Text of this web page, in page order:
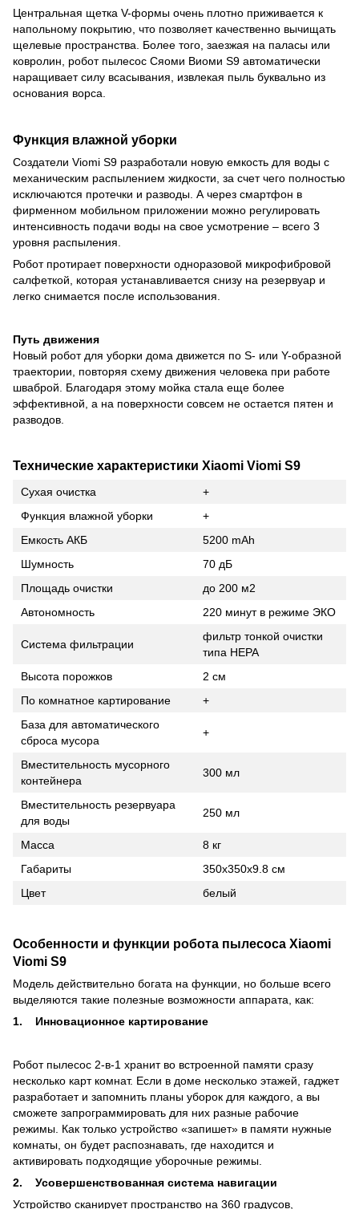
Центральная щетка V-формы очень плотно приживается к
напольному покрытию, что позволяет качественно вычищать
щелевые пространства. Более того, заезжая на паласы или
ковролин, робот пылесос Сяоми Виоми S9 автоматически
наращивает силу всасывания, извлекая пыль буквально из
основания ворса.
Функция влажной уборки
Создатели Viomi S9 разработали новую емкость для воды с
механическим распылением жидкости, за счет чего полностью
исключаются протечки и разводы. А через смартфон в
фирменном мобильном приложении можно регулировать
интенсивность подачи воды на свое усмотрение – всего 3
уровня распыления.
Робот протирает поверхности одноразовой микрофибровой
салфеткой, которая устанавливается снизу на резервуар и
легко снимается после использования.
Путь движения
Новый робот для уборки дома движется по S- или Y-образной
траектории, повторяя схему движения человека при работе
шваброй. Благодаря этому мойка стала еще более
эффективной, а на поверхности совсем не остается пятен и
разводов.
Технические характеристики Xiaomi Viomi S9
Сухая очистка
+
Функция влажной уборки
+
Емкость АКБ
5200 mAh
Шумность
70 дБ
Площадь очистки
до 200 м2
Автономность
220 минут в режиме ЭКО
Система фильтрации
фильтр тонкой очистки
типа НЕРА
Высота порожков
2 см
По комнатное картирование
+
База для автоматического
сброса мусора
+
Вместительность мусорного
контейнера
300 мл
Вместительность резервуара
для воды
250 мл
Масса
8 кг
Габариты
350х350х9.8 см
Цвет
белый
Особенности и функции робота пылесоса Xiaomi
Viomi S9
Модель действительно богата на функции, но больше всего
выделяются такие полезные возможности аппарата, как:
1. Инновационное картирование
Робот пылесос 2-в-1 хранит во встроенной памяти сразу
несколько карт комнат. Если в доме несколько этажей, гаджет
разработает и запомнить планы уборок для каждого, а вы
сможете запрограммировать для них разные рабочие
режимы. Как только устройство «запишет» в памяти нужные
комнаты, он будет распознавать, где находится и
активировать подходящие уборочные режимы.
2. Усовершенствованная система навигации
Устройство сканирует пространство на 360 градусов,